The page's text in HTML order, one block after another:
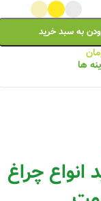
به سبد خرید
ها
چراغ